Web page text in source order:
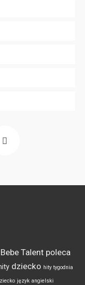
Bebe Talent poleca
dziecko hity tygodnia
język angielski